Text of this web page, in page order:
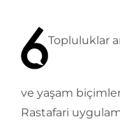
Topluluklar
ve yaşam
Rastafari